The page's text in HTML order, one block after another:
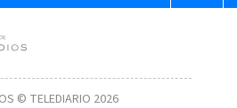
© TELEDIARIO 2026